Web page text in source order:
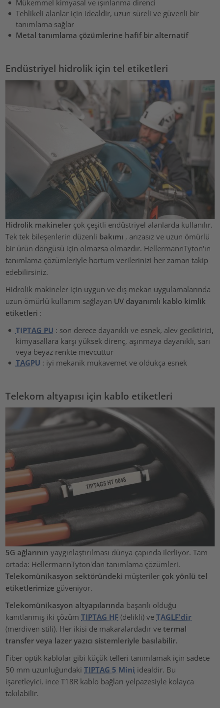
Mükemmel kimyasal ve ışınlanma direnci
Tehlikeli alanlar için idealdir, uzun süreli ve güvenli bir
tanımlama sağlar
Metal tanımlama çözümlerine hafif bir alternatif
Endüstriyel hidrolik için tel etiketleri
Hidrolik makineler çok çeşitli endüstriyel alanlarda kullanılır.
Tek tek bileşenlerin düzenli bakımı , arızasız ve uzun ömürlü
bir ürün döngüsü için olmazsa olmazdır. HellermannTyton'ın
tanımlama çözümleriyle hortum verilerinizi her zaman takip
edebilirsiniz.
Hidrolik makineler için uygun ve dış mekan uygulamalarında
uzun ömürlü kullanım sağlayan UV dayanımlı kablo kimlik
etiketleri :
TIPTAG PU : son derece dayanıklı ve esnek, alev geciktirici,
kimyasallara karşı yüksek direnç, aşınmaya dayanıklı, sarı
veya beyaz renkte mevcuttur
TAGPU : iyi mekanik mukavemet ve oldukça esnek
Telekom altyapısı için kablo etiketleri
5G ağlarının yaygınlaştırılması dünya çapında ilerliyor. Tam
ortada: HellermannTyton'dan tanımlama çözümleri.
Telekomünikasyon sektöründeki müşteriler çok yönlü tel
etiketlerimize güveniyor.
Telekomünikasyon altyapılarında başarılı olduğu
kanıtlanmış iki çözümTIPTAG HF (delikli) veTAGLF'dir
(merdiven stili). Her ikisi de makaralardadır vetermal
transfer veya lazer yazıcı sistemleriyle basılabilir.
Fiber optik kablolar gibi küçük telleri tanımlamak için sadece
50 mm uzunluğundakiTIPTAG 5 Mini idealdir. Bu
işaretleyici, ince T18R kablo bağları yelpazesiyle kolayca
takılabilir.